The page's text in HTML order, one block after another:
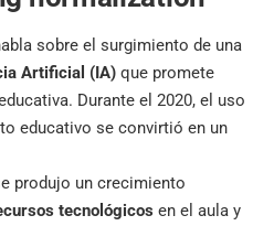
sobre el surgimiento de una
Artificial (IA) que promete
Durante el 2020, el uso
educativo se convirtió en un
produjo un crecimiento
tecnológicos en el aula y